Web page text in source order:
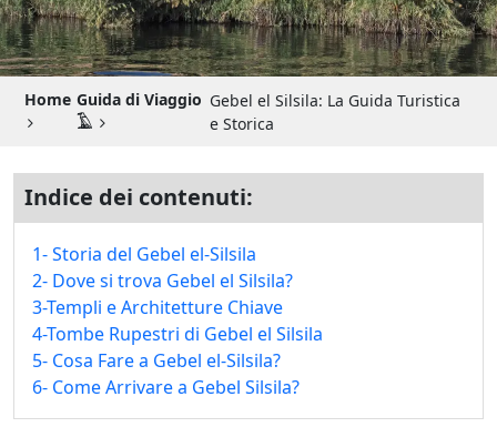
Altri
Blog 𓁐
Guida di Viaggio 𓉔
Home Guida di Viaggio
𓄿
Gebel el Silsila: La Guida Turistica
e Storica
Indice dei contenuti:
1- Storia del Gebel el-Silsila
2- Dove si trova Gebel el Silsila?
3-Templi e Architetture Chiave
4-Tombe Rupestri di Gebel el Silsila
5- Cosa Fare a Gebel el-Silsila?
6- Come Arrivare a Gebel Silsila?